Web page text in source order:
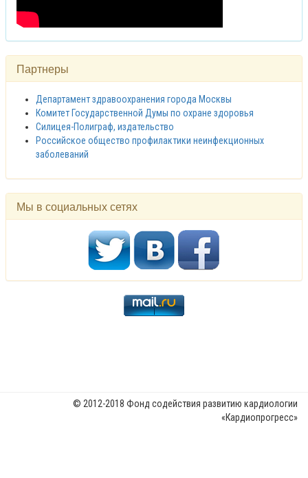
Партнеры
Департамент здравоохранения города Москвы
Комитет Государственной Думы по охране здоровья
Силицея-Полиграф, издательство
Российское общество профилактики неинфекционных
заболеваний
Мы в социальных сетях
© 2012-2018 Фонд содействия развитию кардиологии
«Кардиопрогресс»